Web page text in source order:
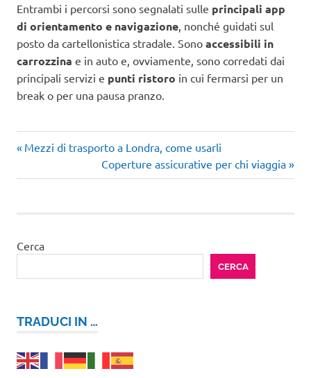
Entrambi i percorsi sono segnalati sulle principali app
di orientamento e navigazione, nonché guidati sul
posto da cartellonistica stradale. Sono accessibili in
carrozzina e in auto e, ovviamente, sono corredati dai
principali servizi e punti ristoro in cui fermarsi per un
break o per una pausa pranzo.
Navigazione
articoli
Articolo
Mezzi di trasporto a Londra, come usarli
Articolo
successivo:
Coperture assicurative per chi viaggia
Cerca
CERCA
TRADUCI IN …